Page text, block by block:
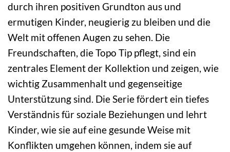
durch ihren positiven Grundton aus und
ermutigen Kinder, neugierig zu bleiben und die
Welt mit offenen Augen zu sehen. Die
Freundschaften, die Topo Tip pflegt, sind ein
zentrales Element der Kollektion und zeigen, wie
wichtig Zusammenhalt und gegenseitige
Unterstützung sind. Die Serie fördert ein tiefes
Verständnis für soziale Beziehungen und lehrt
Kinder, wie sie auf eine gesunde Weise mit
Konflikten umgehen können, indem sie auf